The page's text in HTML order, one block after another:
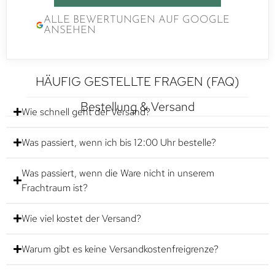
ALLE BEWERTUNGEN AUF GOOGLE
ANSEHEN
HÄUFIG GESTELLTE FRAGEN (FAQ)
Bestellung & Versand
Wie schnell geht der Versand?
Was passiert, wenn ich bis 12:00 Uhr bestelle?
Was passiert, wenn die Ware nicht in unserem
Frachtraum ist?
Wie viel kostet der Versand?
Warum gibt es keine Versandkostenfreigrenze?